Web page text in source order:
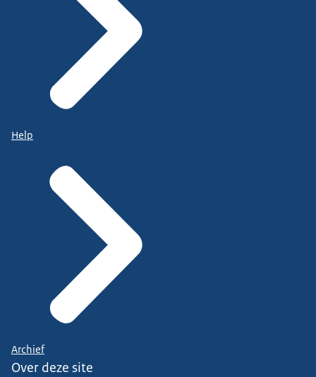
Help
Archief
Over deze site